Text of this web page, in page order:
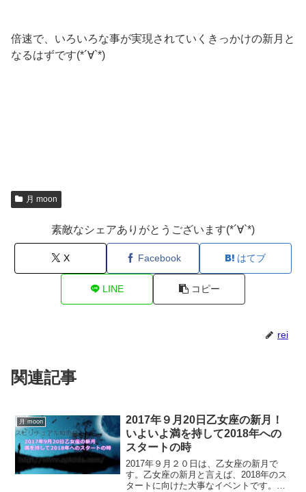
倍速で、いろいろな事が実現されていくきっかけの新月と
なるはずです(*´∀`*)
月 moon
素敵なシェアありがとうございます(*´∀`*)
X Facebook はてブ
LINE コピー
rei
関連記事
月 moon
2017年９月20日乙女座の新月！
いよいよ満を持して2018年への
スタートの時
2017年９月２０日は、乙女座の新月で
す。乙女座の新月と言えば、2018年のス
タートに向けた大事なイベントです。今